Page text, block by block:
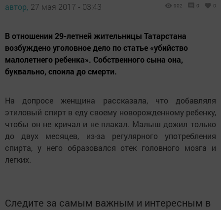
автор, 27 мая 2017 - 03:43 902 0 0
В отношении 29-летней жительницы Татарстана
возбуждено уголовное дело по статье «убийство
малолетнего ребенка». Собственного сына она,
буквально, споила до смерти.
На допросе женщина рассказала, что добавляля
этиловый спирт в еду своему новорожденному ребенку,
чтобы он не кричал и не плакал. Малыш дожил только
до двух месяцев, из-за регулярного употребления
спирта, у него образовался отек головного мозга и
легких.
Следите за самым важным и интересным в